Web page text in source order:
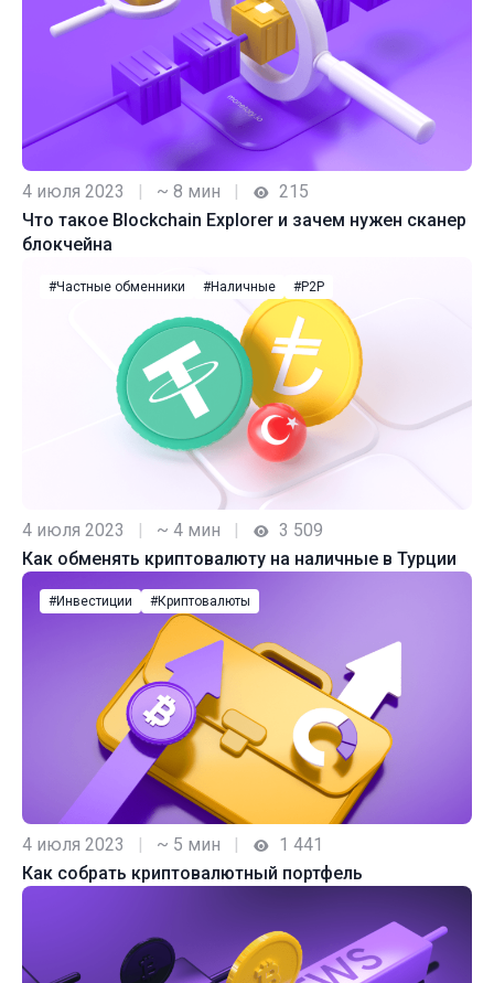
4 июля 2023 | ~ 8 мин |
215
Что такое Blockchain Explorer и зачем нужен сканер
блокчейна
#Частные обменники #Наличные #P2P
4 июля 2023 | ~ 4 мин |
3 509
Как обменять криптовалюту на наличные в Турции
#Инвестиции #Криптовалюты
4 июля 2023 | ~ 5 мин |
1 441
Как собрать криптовалютный портфель